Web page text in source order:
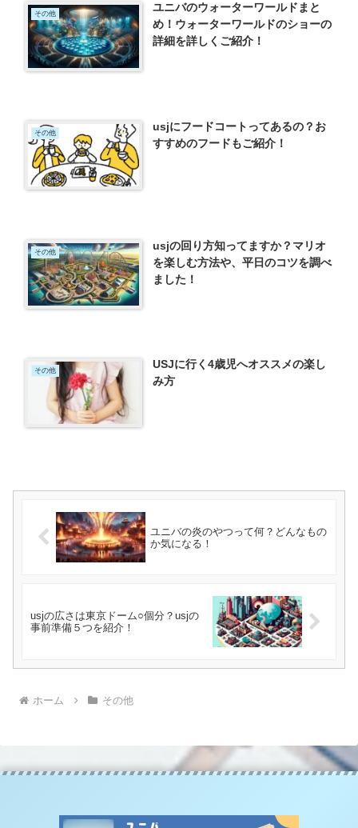
その他
ユニバのウォーターワールドまと
め！ウォーターワールドのショーの
詳細を詳しくご紹介！
その他
usjにフードコートってあるの？お
すすめのフードもご紹介！
その他
usjの回り方知ってますか？マリオ
を楽しむ方法や、平日のコツを調べ
ました！
その他
USJに行く4歳児へオススメの楽し
み方
ユニバの炎のやつって何？どんなもの
か気になる！
usjの広さは東京ドーム○個分？usjの
事前準備５つを紹介！
ホーム その他